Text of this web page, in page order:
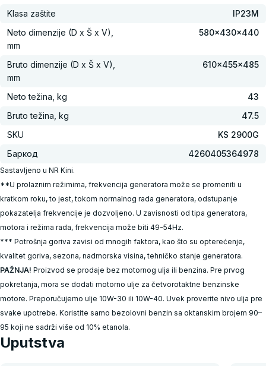
Klasa zaštite
IP23M
Neto dimenzije (D x Š x V),
mm
580x430x440
Bruto dimenzije (D x Š x V),
mm
610x455x485
Neto težina, kg
43
Bruto težina, kg
47.5
SKU
KS 2900G
Баркод
4260405364978
Sastavljeno u NR Kini.
**U prolaznim režimima, frekvencija generatora može se promeniti u
kratkom roku, to jest, tokom normalnog rada generatora, odstupanje
pokazatelja frekvencije je dozvoljeno. U zavisnosti od tipa generatora,
motora i režima rada, frekvencija može biti 49-54Hz.
*** Potrošnja goriva zavisi od mnogih faktora, kao što su opterećenje,
kvalitet goriva, sezona, nadmorska visina, tehničko stanje generatora.
PAŽNJA! Proizvod se prodaje bez motornog ulja ili benzina. Pre prvog
pokretanja, mora se dodati motorno ulje za četvorotaktne benzinske
motore. Preporučujemo ulje 10W-30 ili 10W-40. Uvek proverite nivo ulja pre
svake upotrebe. Koristite samo bezolovni benzin sa oktanskim brojem 90–
95 koji ne sadrži više od 10% etanola.
Uputstva